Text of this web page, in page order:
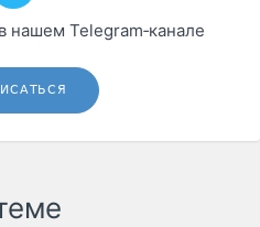
нашем Telegram‑канале